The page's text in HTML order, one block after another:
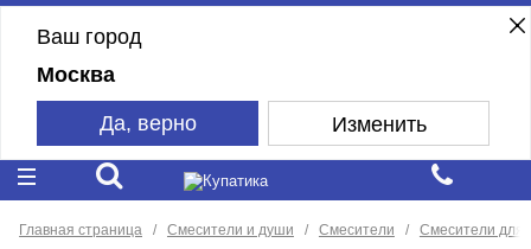
Ваш город
Москва
Да, верно Изменить
Главная страница Смесители и души Смесители Смесители для